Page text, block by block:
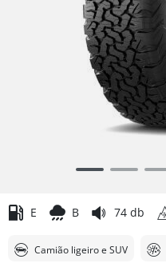
6E B 74 db
Camião ligeiro e SUV